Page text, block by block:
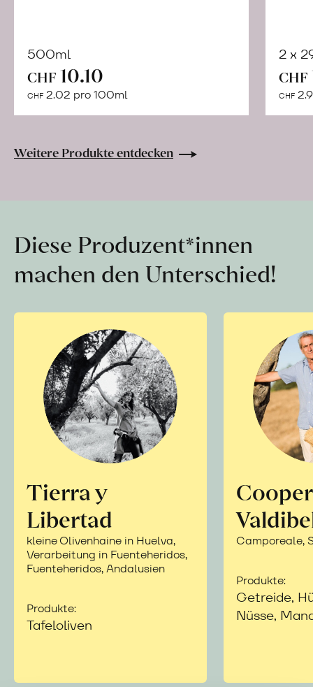
500ml
CHF 10.10
CHF 2.02 pro 100ml
Warenkorb
2 x
CHF
CHF
Weitere Produkte entdecken
Diese Produzent*innen
machen den Unterschied!
Tierra y
Libertad
kleine Olivenhaine in Huelva,
Verarbeitung in Fuenteheridos,
Fuenteheridos, Andalusien
Produkte:
Tafeloliven
Camporeale,
Produkte:
Getreide,
Nüsse,